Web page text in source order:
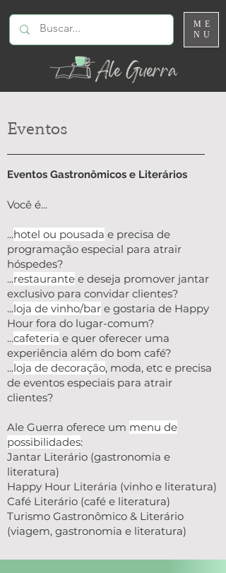
ME
NU
Eventos
Eventos Gastronômicos e Literários
Você é...
...hotel ou pousada e precisa de
programação especial para atrair
hóspedes?
...restaurante e deseja promover jantar
exclusivo para convidar clientes?
...loja de vinho/bar e gostaria de Happy
Hour fora do lugar-comum?
...cafeteria e quer oferecer uma
experiência além do bom café?
...loja de decoração, moda, etc e precisa
de eventos especiais para atrair
clientes?
Ale Guerra oferece um menu de
possibilidades:
Jantar Literário (gastronomia e
literatura)
Happy Hour Literária (vinho e literatura)
Café Literário (café e literatura)
Turismo Gastronômico & Literário
(viagem, gastronomia e literatura)